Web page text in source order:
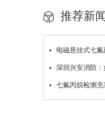
推荐新
电磁悬挂式七
程详解
深圳兴安消防
七氟丙烷检测